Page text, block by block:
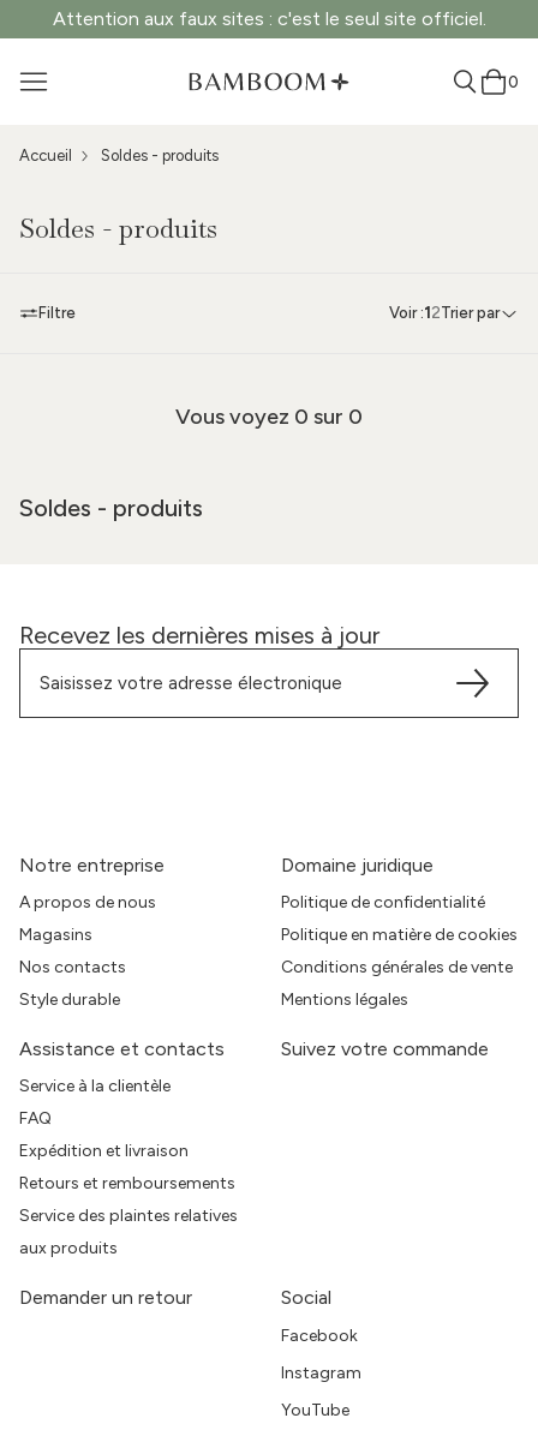
Attention aux faux sites : c'est le seul site officiel.
0
Accueil Soldes - produits
Soldes - produits
Filtre Voir :1 2Trier par
Vous voyez 0 sur 0
Soldes - produits
Recevez les dernières mises à jour
Notre entreprise
A propos de nous
Magasins
Nos contacts
Style durable
Domaine juridique
Politique de confidentialité
Politique en matière de cookies
Conditions générales de vente
Mentions légales
Assistance et contacts
Service à la clientèle
FAQ
Expédition et livraison
Retours et remboursements
Service des plaintes relatives
aux produits
Suivez votre commande
Demander un retour Social
Facebook
Instagram
YouTube